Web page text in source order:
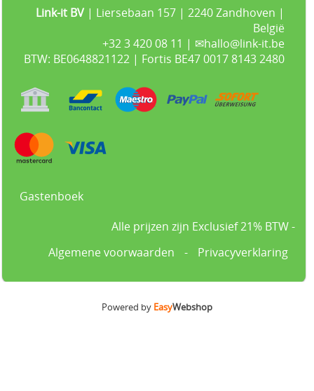
Link-it BV | Liersebaan 157 | 2240 Zandhoven |
België
+32 3 420 08 11 | ✉hallo@link-it.be
BTW: BE0648821122 | Fortis BE47 0017 8143 2480
Gastenboek
Alle prijzen zijn Exclusief 21% BTW -
Algemene voorwaarden
- Privacyverklaring
Powered by EasyWebshop